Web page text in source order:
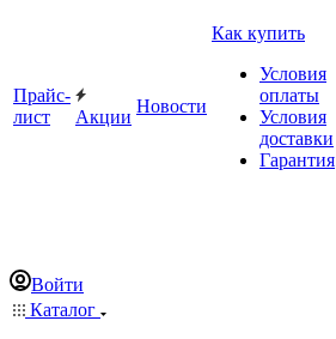
Прайс-
лист
Акции
Новости
Как купить
Условия
оплаты
Условия
доставки
Гарантия
Войти
Каталог